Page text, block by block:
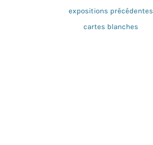
expositions précédentes
cartes blanches